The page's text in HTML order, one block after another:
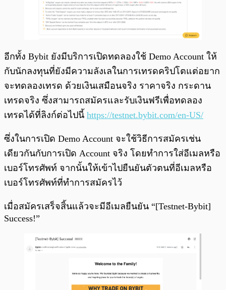
อีกทั้ง Bybit ยังมีบริการเปิดทดลองใช้ Demo Account ให้
กับนักลงทุนที่ยังมีความลังเลในการเทรดคริปโตแต่อยาก
จะทดลองเทรด ด้วยเงินเสมือนจริง ราคาจริง กระดาน
เทรดจริง ซึ่งสามารถสมัครและรับเงินฟรีเพื่อทดลอง
เทรดได้ที่ลิงก์ต่อไปนี้ https://testnet.bybit.com/en-US/
ซึ่งในการเปิด Demo Account จะใช้วิธีการสมัครเช่น
เดียวกันกับการเปิด Account จริง โดยทำการใส่อีเมลหรือ
เบอร์โทรศัพท์ จากนั้นให้เข้าไปยืนยันตัวตนที่อีเมลหรือ
เบอร์โทรศัพท์ที่ทำการสมัครไว้
เมื่อสมัครเสร็จสิ้นแล้วจะมีอีเมลยืนยัน “[Testnet-Bybit]
Success!”